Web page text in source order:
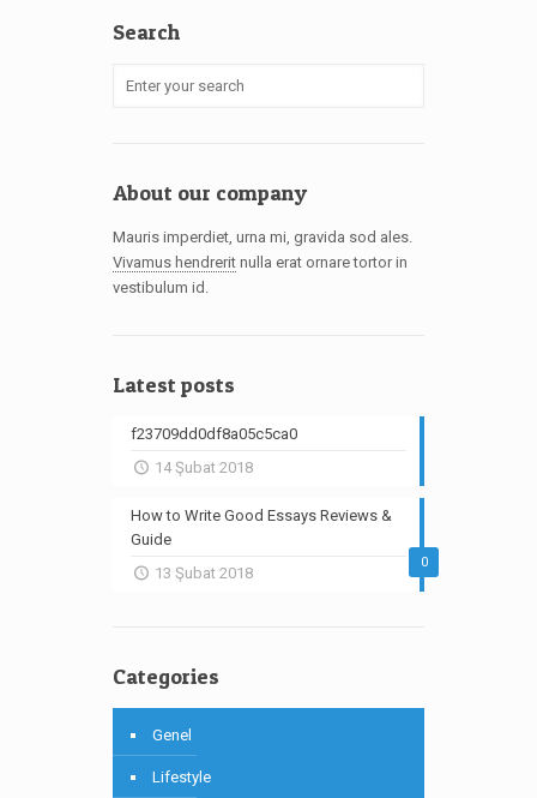
Search
About our company
Mauris imperdiet, urna mi, gravida sod ales.
Vivamus hendrerit nulla erat ornare tortor in
vestibulum id.
Latest posts
f23709dd0df8a05c5ca0
14 Şubat 2018
0
How to Write Good Essays Reviews &
Guide
13 Şubat 2018
Categories
Genel
Lifestyle